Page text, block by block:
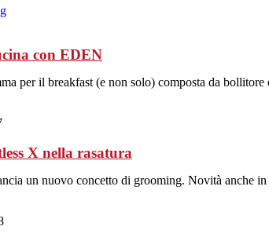
con EDEN
per il breakfast (e non solo) composta da
X nella rasatura
un nuovo concetto di grooming. Novità anche